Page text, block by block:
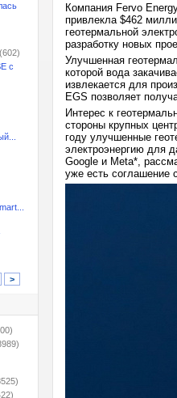
(602)
с
>
Компания Fervo
привлекла $462
геотермальной
разработку новых
Улучшенная
которой вода
извлекается для
EGS позволяет
Интерес к
стороны крупных
году улучшенные
электроэнергию для
Google и Meta*,
уже есть соглашение